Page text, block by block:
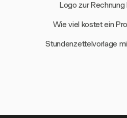
Logo zur Rechnung
Wie viel kostet ein
Stundenzettelvorlage